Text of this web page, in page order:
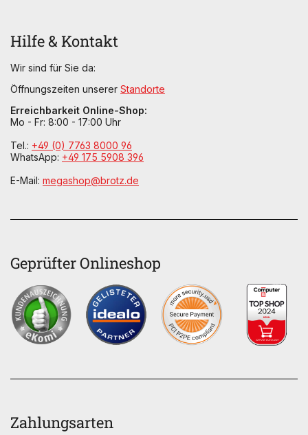
Hilfe & Kontakt
Wir sind für Sie da:
Öffnungszeiten unserer Standorte
Erreichbarkeit Online-Shop:
Mo - Fr: 8:00 - 17:00 Uhr
Tel.: +49 (0) 7763 8000 96
WhatsApp: +49 175 5908 396
E-Mail: megashop@brotz.de
Geprüfter Onlineshop
Zahlungsarten